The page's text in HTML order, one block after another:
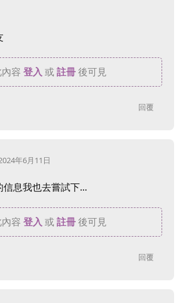
容 登入 或註冊後可見
回覆
年6月11日
息我也去嘗試下...
容 登入 或註冊後可見
回覆